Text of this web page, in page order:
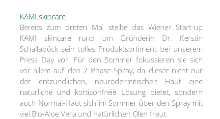
KAMI skincare
Bereits zum dritten Mal stellte das Wiener Start-up
KAMI skincare rund um Gründerin Dr. Kerstin
Schallaböck sein tolles Produktsortiment bei unserem
Press Day vor. Für den Sommer fokussieren sie sich
vor allem auf den 2 Phase Spray, da dieser nicht nur
der entzündlichen, neurodermitischen Haut eine
natürliche und kortisonfreie Lösung bietet, sondern
auch Normal-Haut sich im Sommer über den Spray mit
viel Bio-Aloe Vera und natürlichen Ölen freut.